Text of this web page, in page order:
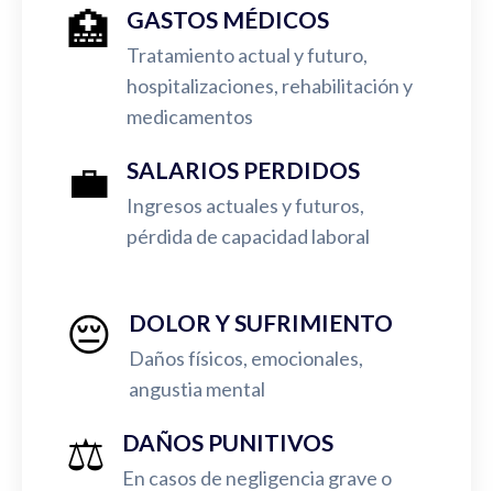
🏥 GASTOS MÉDICOS
Tratamiento actual y futuro,
hospitalizaciones, rehabilitación y
medicamentos
💼 SALARIOS PERDIDOS
Ingresos actuales y futuros,
pérdida de capacidad laboral
😔 DOLOR Y SUFRIMIENTO
Daños físicos, emocionales,
angustia mental
⚖️ DAÑOS PUNITIVOS
En casos de negligencia grave o